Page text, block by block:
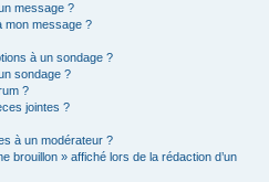
message ?
mon message ?
à un sondage ?
sondage ?
?
jointes ?
à un modérateur ?
brouillon » affiché lors de la rédaction d’un